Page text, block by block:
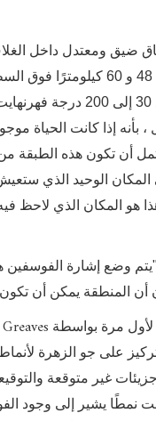
ضيق ومعتدل داخل
الزهرة ، يتراوح بين 48 و 60
درجات الحرارة من 30 إلى
، بأنه إذا كانت الحياة
أن تكون هذه الطبقة
الوحيد الذي
هو المكان الذي لاحظ
وضع إشارة الفوسفين
أن المنطقة يمكن أن
لأول مرة بواسطة Greaves
على جو الزهرة
غير متوقعة
نمطًا يشير إلى وجود